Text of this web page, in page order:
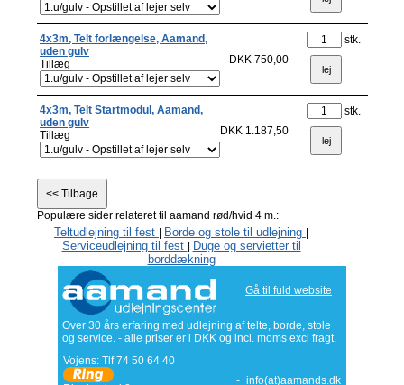
4x3m, Telt forlængelse, Aamand,
uden gulv
Tillæg
DKK 750,00
stk.
4x3m, Telt Startmodul, Aamand,
uden gulv
Tillæg
DKK 1.187,50
stk.
Populære sider relateret til aamand rød/hvid 4 m.:
Teltudlejning til fest Borde og stole til udlejning
Serviceudlejning til fest
Duge og servietter til
borddækning
Gå til fuld website
Over 30 års erfaring med udlejning af telte, borde, stole
og service. - alle priser er i DKK og incl. moms excl fragt.
Vojens: Tlf74 50 64 40
- info(at)aamands.dk